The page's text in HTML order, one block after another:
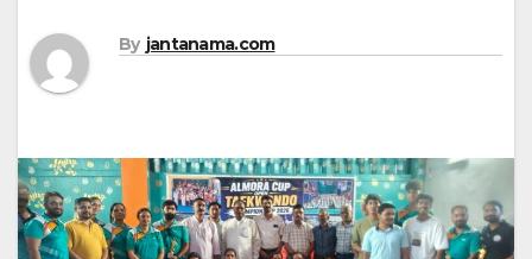
By jantanama.com